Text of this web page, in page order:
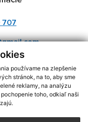
používame na zlepšenie
stránok, na to, aby sme
reklamy, na analýzu
toho, odkiaľ naši
707
s využitím RSS
Mapa stránok,web portál
,registrácia domény